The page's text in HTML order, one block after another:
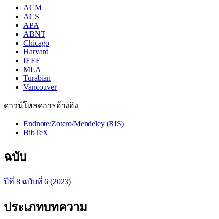
ACM
ACS
APA
ABNT
Chicago
Harvard
IEEE
MLA
Turabian
Vancouver
ดาวน์โหลดการอ้างอิง
Endnote/Zotero/Mendeley (RIS)
BibTeX
ฉบับ
ปีที่ 8 ฉบับที่ 6 (2023)
ประเภทบทความ